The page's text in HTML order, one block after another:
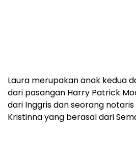
Laura merupakan anak kedua
dari pasangan Harry Patrick
dari Inggris dan seorang
Kristinna yang berasal dari